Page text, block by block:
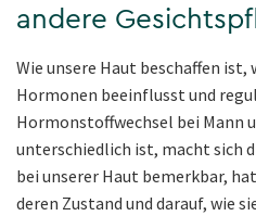
andere
Wie unsere Haut beschaffen
Hormonen beeinflusst und
Hormonstoffwechsel bei Mann
unterschiedlich ist, macht sich
bei unserer Haut bemerkbar,
deren Zustand und darauf, wie